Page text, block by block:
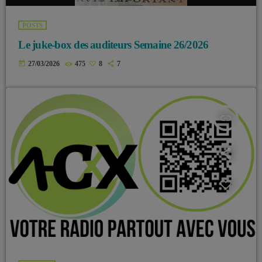
POSTS
Le juke-box des auditeurs Semaine 26/2026
today 27/03/2026 475 8 7
insert_link